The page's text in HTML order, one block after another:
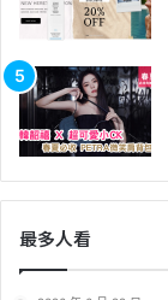
最多人看